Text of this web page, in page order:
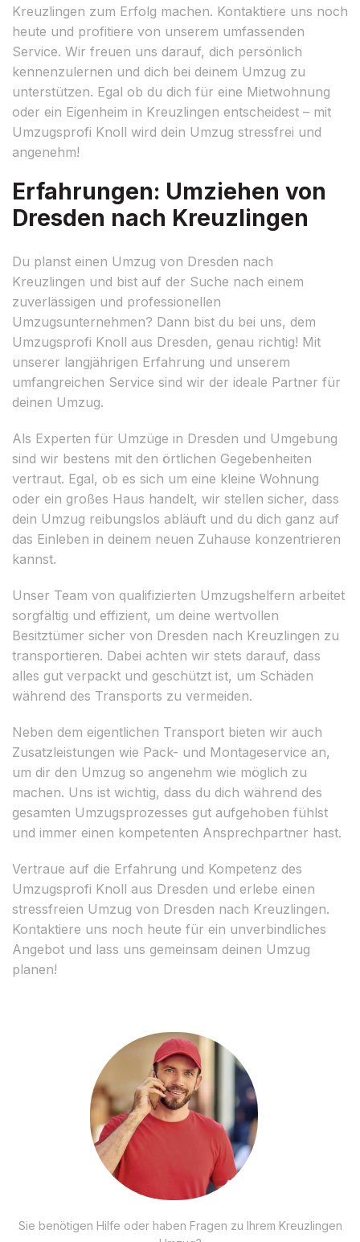
Kreuzlingen zum Erfolg machen. Kontaktiere uns noch
heute und profitiere von unserem umfassenden
Service. Wir freuen uns darauf, dich persönlich
kennenzulernen und dich bei deinem Umzug zu
unterstützen. Egal ob du dich für eine Mietwohnung
oder ein Eigenheim in Kreuzlingen entscheidest – mit
Umzugsprofi Knoll wird dein Umzug stressfrei und
angenehm!
Erfahrungen: Umziehen von
Dresden nach Kreuzlingen
Du planst einen Umzug von Dresden nach
Kreuzlingen und bist auf der Suche nach einem
zuverlässigen und professionellen
Umzugsunternehmen? Dann bist du bei uns, dem
Umzugsprofi Knoll aus Dresden, genau richtig! Mit
unserer langjährigen Erfahrung und unserem
umfangreichen Service sind wir der ideale Partner für
deinen Umzug.
Als Experten für Umzüge in Dresden und Umgebung
sind wir bestens mit den örtlichen Gegebenheiten
vertraut. Egal, ob es sich um eine kleine Wohnung
oder ein großes Haus handelt, wir stellen sicher, dass
dein Umzug reibungslos abläuft und du dich ganz auf
das Einleben in deinem neuen Zuhause konzentrieren
kannst.
Unser Team von qualifizierten Umzugshelfern arbeitet
sorgfältig und effizient, um deine wertvollen
Besitztümer sicher von Dresden nach Kreuzlingen zu
transportieren. Dabei achten wir stets darauf, dass
alles gut verpackt und geschützt ist, um Schäden
während des Transports zu vermeiden.
Neben dem eigentlichen Transport bieten wir auch
Zusatzleistungen wie Pack- und Montageservice an,
um dir den Umzug so angenehm wie möglich zu
machen. Uns ist wichtig, dass du dich während des
gesamten Umzugsprozesses gut aufgehoben fühlst
und immer einen kompetenten Ansprechpartner hast.
Vertraue auf die Erfahrung und Kompetenz des
Umzugsprofi Knoll aus Dresden und erlebe einen
stressfreien Umzug von Dresden nach Kreuzlingen.
Kontaktiere uns noch heute für ein unverbindliches
Angebot und lass uns gemeinsam deinen Umzug
planen!
Sie benötigen Hilfe oder haben Fragen zu Ihrem Kreuzlingen